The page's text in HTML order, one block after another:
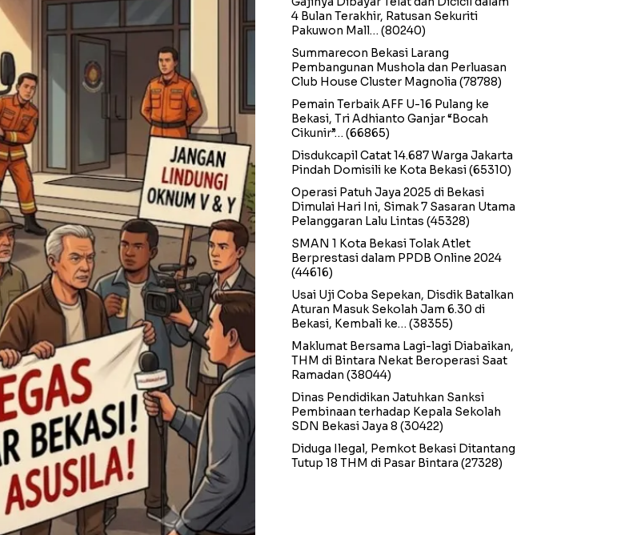
4 Bulan Terakhir, Ratusan Sekuriti
Pakuwon Mall… (80240)
Summarecon Bekasi Larang
Pembangunan Mushola dan Perluasan
Club House Cluster Magnolia (78788)
Pemain Terbaik AFF U-16 Pulang ke
Bekasi, Tri Adhianto Ganjar “Bocah
Cikunir”… (66865)
Disdukcapil Catat 14.687 Warga Jakarta
Pindah Domisili ke Kota Bekasi(65310)
Operasi Patuh Jaya 2025 di Bekasi
Dimulai Hari Ini, Simak 7 Sasaran Utama
Pelanggaran Lalu Lintas (45328)
SMAN 1 Kota Bekasi Tolak Atlet
Berprestasi dalam PPDB Online 2024
(44616)
Usai Uji Coba Sepekan, Disdik Batalkan
Aturan Masuk Sekolah Jam 6.30 di
Bekasi, Kembali ke… (38355)
Maklumat Bersama Lagi-lagi Diabaikan,
THM di Bintara Nekat Beroperasi Saat
Ramadan (38044)
Dinas Pendidikan Jatuhkan Sanksi
Pembinaan terhadap Kepala Sekolah
SDN Bekasi Jaya 8 (30422)
Diduga Ilegal, Pemkot Bekasi Ditantang
Tutup 18 THM di Pasar Bintara (27328)